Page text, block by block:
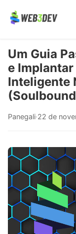
Um Guia
e
Inteligente
Panegali·22 de